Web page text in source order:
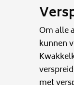
Om alle
kunnen